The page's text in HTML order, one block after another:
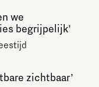
we
begrijpelijk’
zichtbaar’